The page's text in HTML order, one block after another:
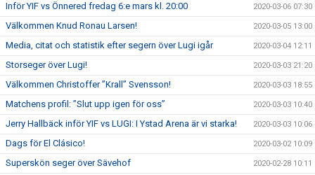
Inför YIF vs Önnered fredag 6:e mars kl. 20:00 2020-03-06 07:30
Välkommen Knud Ronau Larsen! 2020-03-05 13:00
Media, citat och statistik efter segern över Lugi igår 2020-03-04 12:11
Storseger över Lugi! 2020-03-03 21:20
Välkommen Christoffer ”Krall” Svensson! 2020-03-03 18:55
Matchens profil: ”Slut upp igen för oss” 2020-03-03 10:40
Jerry Hallbäck inför YIF vs LUGI: I Ystad Arena är vi starka! 2020-03-03 10:06
Dags för El Clásico! 2020-03-02 10:09
Superskön seger över Sävehof 2020-02-28 10:11